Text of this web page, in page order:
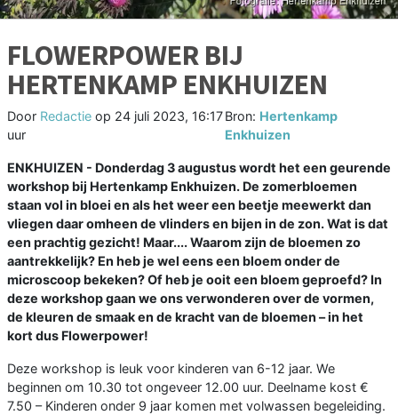
FLOWERPOWER BIJ
HERTENKAMP ENKHUIZEN
Door Redactie op 24 juli 2023, 16:17
uur
Bron: Hertenkamp
Enkhuizen
ENKHUIZEN - Donderdag 3 augustus wordt het een geurende
workshop bij Hertenkamp Enkhuizen. De zomerbloemen
staan vol in bloei en als het weer een beetje meewerkt dan
vliegen daar omheen de vlinders en bijen in de zon. Wat is dat
een prachtig gezicht! Maar.... Waarom zijn de bloemen zo
aantrekkelijk? En heb je wel eens een bloem onder de
microscoop bekeken? Of heb je ooit een bloem geproefd? In
deze workshop gaan we ons verwonderen over de vormen,
de kleuren de smaak en de kracht van de bloemen – in het
kort dus Flowerpower!
Deze workshop is leuk voor kinderen van 6-12 jaar. We
beginnen om 10.30 tot ongeveer 12.00 uur. Deelname kost €
7.50 – Kinderen onder 9 jaar komen met volwassen begeleiding.